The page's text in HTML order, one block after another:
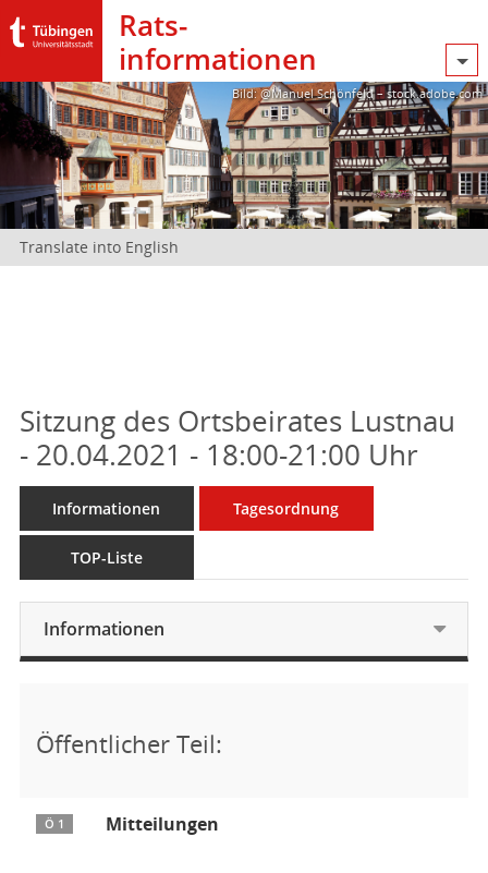
Rats­
informationen
Bild: @Manuel Schönfeld – stock.adobe.com
Translate into English
Sitzung des Ortsbeirates Lustnau
- 20.04.2021 - 18:00-21:00 Uhr
Informationen Tagesordnung
TOP-Liste
Informationen
Öffentlicher Teil:
Ö 1 Mitteilungen